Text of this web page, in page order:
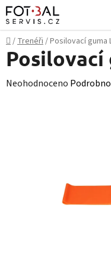
Přejít
na
obsah
Domů
/Trenéři/Posilovací guma
Posilovací
Průměrné
Neohodnoceno